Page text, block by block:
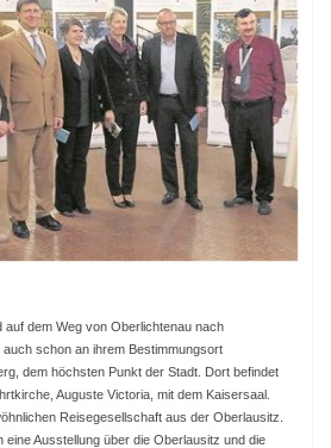
auf dem Weg von Oberlichtenau nach
schon an ihrem Bestimmungsort
dem höchsten Punkt der Stadt. Dort befindet
Auguste Victoria, mit dem Kaisersaal.
Reisegesellschaft aus der Oberlausitz.
eine Ausstellung über die Oberlausitz und die